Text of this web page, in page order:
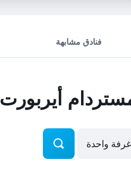
فنادق مشابهة
أيربورت